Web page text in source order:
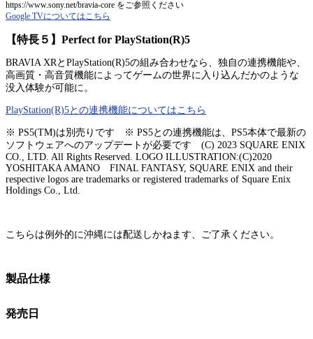
https://www.sony.net/bravia-core をご参照ください
Google TVについてはこちら
【特長５】Perfect for PlayStation(R)5
BRAVIA XRとPlayStation(R)5の組み合わせなら、独自の連携機能や、
高画質・高音質機能によってゲームの世界に入り込んだかのような
没入体験が可能に。
PlayStation(R)5との連携機能についてはこちら
※ PS5(TM)は別売りです ※ PS5との連携機能は、PS5本体で最新の
ソフトウェアへのアップデートが必要です (C) 2023 SQUARE ENIX
CO., LTD. All Rights Reserved. LOGO ILLUSTRATION:(C)2020
YOSHITAKA AMANO FINAL FANTASY, SQUARE ENIX and their
respective logos are trademarks or registered trademarks of Square Enix
Holdings Co., Ltd.
こちらは例外的に沖縄には配送しかねます、ご了承ください。
製品仕様
発売日